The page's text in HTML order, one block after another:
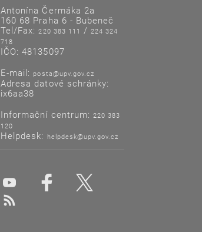
Antonína Čermáka 2a
160 68 Praha 6 - Bubeneč
Tel/Fax:220 383 111 /224 324
718
IČO: 48135097
E-mail: posta@upv.gov.cz
Adresa datové schránky:
ix6aa38
Informační centrum: 220 383
120
Helpdesk: helpdesk@upv.gov.cz